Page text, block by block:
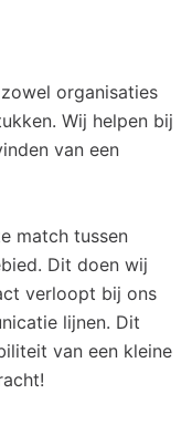
organisaties
Wij helpen bij
van een
match tussen
Dit doen wij
verloopt bij ons
lijnen. Dit
van een kleine